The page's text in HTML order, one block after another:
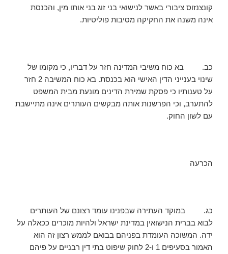
קונצנזוס ציבורי באשר לנישואי בני זוג בני אותו מין, והכנסת
אינה משנה את החקיקה מסיבות פוליטיות.
כב. בא כוח משיבי המדינה חזר על דבריו, כי מקומו של
שינוי בענייני הדין האישי הוא בכנסת. בא כוח המשיבה 2 חזר
על טענותיו כי פסקת שמירת הדינים מונעת מבית המשפט
להתערב, וכי הפרשנות אותה מבקשים העותרים אינה מתיישבת
עם לשון החוק.
הכרעה
כג. במוקד העתירה שבפנינו עומד רצונם של העותרים
לבוא בברית הנישואין במדינת ישראל ולהיות מוכרים ככאלה על
ידה. המשוכה העומדת בפניהם בבואם לממש רצון זה הוא
האמור בסעיפים 1 ו-2 לחוק שיפוט בתי דין רבניים על פיהם